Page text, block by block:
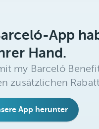
App
Hand.
my Barceló
zusätzlichen Rabatt
App herunter